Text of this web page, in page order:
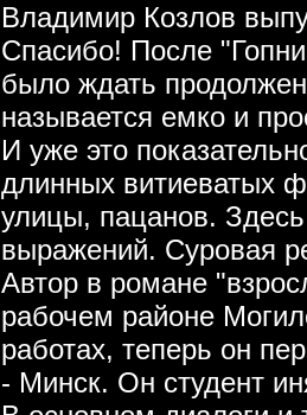
Владимир Козлов
Спасибо! После
было ждать
называется емко и
И уже это
длинных витиеватых
улицы, пацанов.
выражений. Суровая
Автор в романе
рабочем районе
работах, теперь он
- Минск. Он студент